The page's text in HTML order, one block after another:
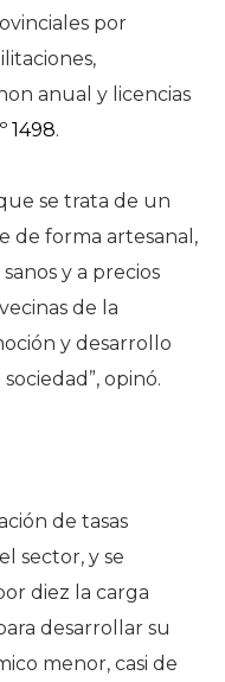
por
anual y licencias
1498.
se trata de un
de forma artesanal,
y a precios
de la
y desarrollo
opinó.
de tasas
sector, y se
diez la carga
desarrollar su
menor, casi de